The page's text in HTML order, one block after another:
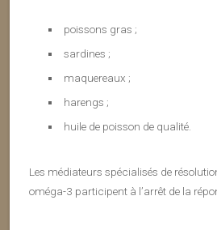
poissons gras ;
sardines ;
maquereaux ;
harengs ;
huile de poisson de qualité.
Les médiateurs spécialisés de
oméga-3 participent à l’arrêt de la